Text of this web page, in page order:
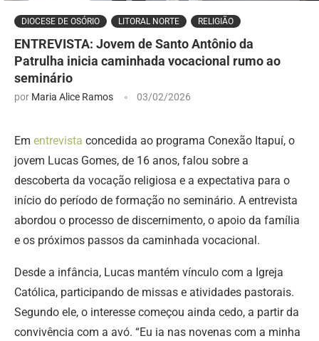
DIOCESE DE OSÓRIO LITORAL NORTE RELIGIÃO
ENTREVISTA: Jovem de Santo Antônio da
Patrulha inicia caminhada vocacional rumo ao
seminário
por Maria Alice Ramos 03/02/2026
Em entrevista concedida ao programa Conexão Itapuí, o
jovem Lucas Gomes, de 16 anos, falou sobre a
descoberta da vocação religiosa e a expectativa para o
início do período de formação no seminário. A entrevista
abordou o processo de discernimento, o apoio da família
e os próximos passos da caminhada vocacional.
Desde a infância, Lucas mantém vínculo com a Igreja
Católica, participando de missas e atividades pastorais.
Segundo ele, o interesse começou ainda cedo, a partir da
convivência com a avó. “Eu ia nas novenas com a minha